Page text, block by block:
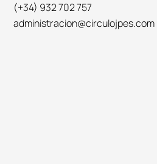
(+34) 932 702 757
administracion@circulojpes.com